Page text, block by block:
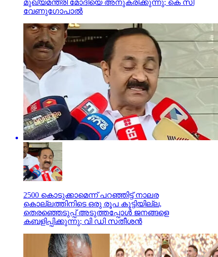
മുഖ്യമന്ത്രി മോദിയെ അനുകരിക്കുന്നു; കെ സി
വേണുഗോപാൽ
2500 കൊടുക്കാമെന്ന് പറഞ്ഞിട്ട് നാലര
കൊല്ലത്തിനിടെ ഒരു രൂപ കൂട്ടിയില്ല,
തെരഞ്ഞെടുപ്പ് അടുത്തപ്പോള്‍ ജനങ്ങളെ
കബളിപ്പിക്കുന്നു; വി ഡി സതീശന്‍